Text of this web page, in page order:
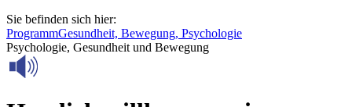
Sie befinden sich hier:
ProgrammGesundheit, Bewegung, Psychologie
Psychologie, Gesundheit und Bewegung